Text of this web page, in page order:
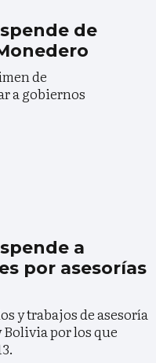
de
de
a gobiernos
a
por asesorías
y trabajos de asesoría
Bolivia por los que